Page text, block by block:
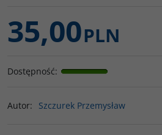
35,00PLN
Dostępność:
Autor: Szczurek Przemysław